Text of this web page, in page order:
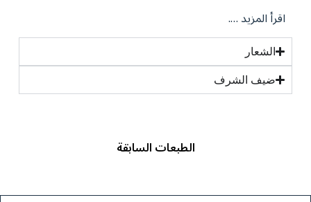
اقرأ المزيد ….
الشعار
ضيف الشرف
الطبعات السابقة